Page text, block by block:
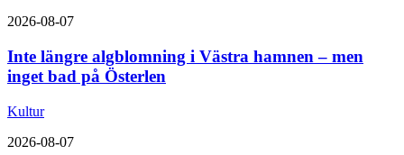
2026-08-07
Inte längre algblomning i Västra hamnen – men
inget bad på Österlen
Kultur
2026-08-07